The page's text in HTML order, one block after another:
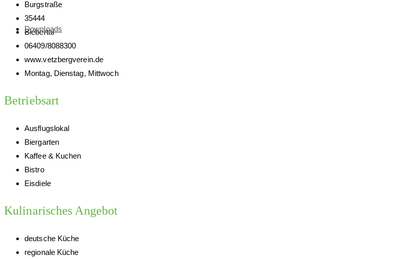
Downloads
Burgstraße
35444
Biebertal
06409/8088300
www.vetzbergverein.de
Montag, Dienstag, Mittwoch
Betriebsart
Ausflugslokal
Biergarten
Kaffee & Kuchen
Bistro
Eisdiele
Kulinarisches Angebot
deutsche Küche
regionale Küche